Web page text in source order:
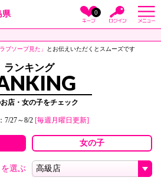
県 0
ラブソープ見た」 とお伝えいただくとスムーズです
ランキング
店・女の子をチェック
7/27～8/2 [毎週月曜日更新]
女の子
選ぶ